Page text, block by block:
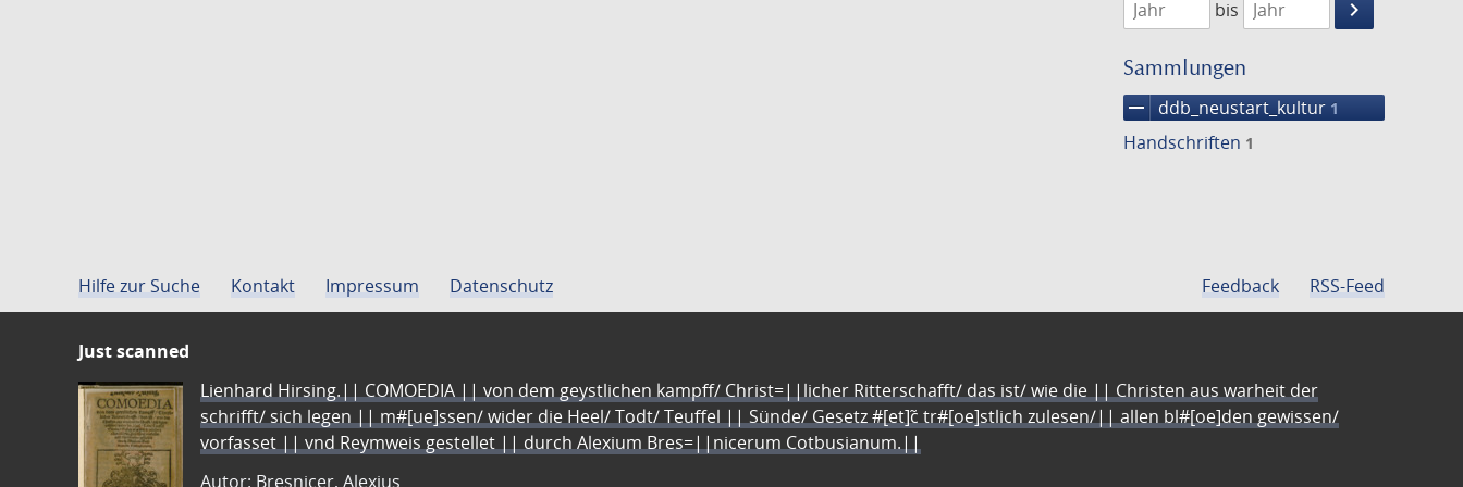
bis
keyboard_arrow_right
Suche
Sammlungen
remove ddb_neustart_kultur 1
Handschriften 1
Hilfe zur Suche Kontakt Impressum Datenschutz Feedback RSS-Feed
Just scanned
Lienhard Hirsing.|| COMOEDIA || von dem geystlichen kampff/ Christ=||licher Ritterschafft/ das ist/ wie die || Christen aus warheit der
schrifft/ sich legen || m#[ue]ssen/ wider die Heel/ Todt/ Teuffel || Sünde/ Gesetz #[et]c̃ tr#[oe]stlich zulesen/|| allen bl#[oe]den gewissen/
vorfasset || vnd Reymweis gestellet || durch Alexium Bres=||nicerum Cotbusianum.||
Autor: Bresnicer, Alexius